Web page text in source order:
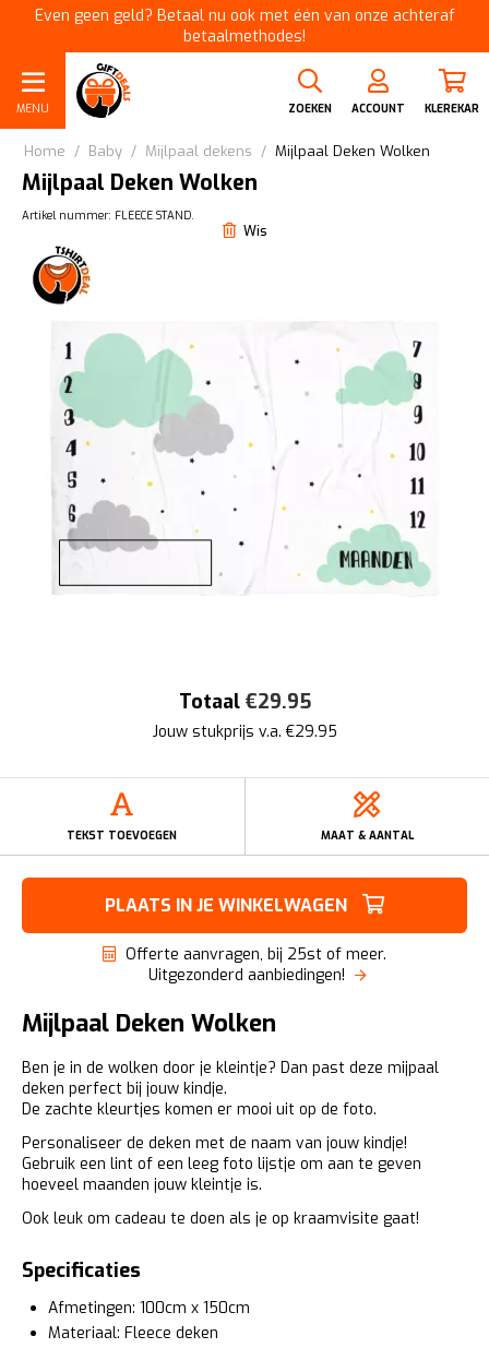
Even geen geld? Betaal nu ook met één van onze achteraf
betaalmethodes!
MENU ZOEKEN ACCOUNT KLEREKAR
Home / Baby / Mijlpaal dekens / Mijlpaal Deken Wolken
Mijlpaal Deken Wolken
Artikel nummer: FLEECE STAND.
Wis
Totaal €29.95
Jouw stukprijs v.a. €29.95
TEKST TOEVOEGEN MAAT & AANTAL
PLAATS IN JE WINKELWAGEN
Offerte aanvragen, bij 25st of meer.
Uitgezonderd aanbiedingen!
Mijlpaal Deken Wolken
Ben je in de wolken door je kleintje? Dan past deze mijpaal
deken perfect bij jouw kindje.
De zachte kleurtjes komen er mooi uit op de foto.
Personaliseer de deken met de naam van jouw kindje!
Gebruik een lint of een leeg foto lijstje om aan te geven
hoeveel maanden jouw kleintje is.
Ook leuk om cadeau te doen als je op kraamvisite gaat!
Specificaties
Afmetingen: 100cm x 150cm
Materiaal: Fleece deken